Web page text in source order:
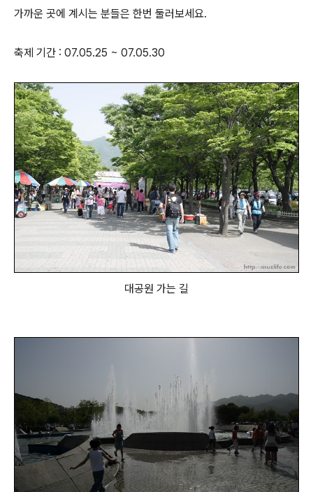
가까운 곳에 계시는 분들은 한번 둘러보세요.
축제 기간 : 07.05.25 ~ 07.05.30
대공원 가는 길